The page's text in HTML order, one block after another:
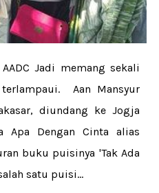
Jadi memang sekali
Aan Mansyur
diundang ke Jogja
Dengan Cinta alias
buku puisinya 'Tak Ada
satu puisi...